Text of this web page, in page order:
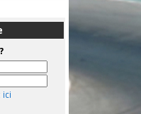
ici